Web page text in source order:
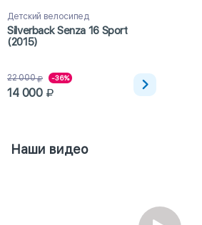
Детский велосипед
Silverback Senza 16 Sport
(2015)
22 000 -36%
14 000
Наши видео